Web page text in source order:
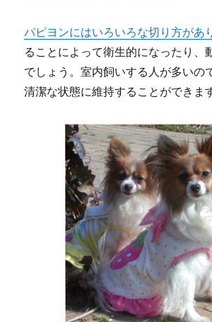
パピヨンにはいろいろな切り方があ
ることによって衛生的になったり、
でしょう。室内飼いする人が多いの
清潔な状態に維持することができま